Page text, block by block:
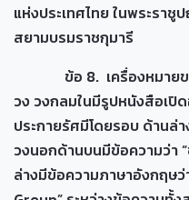
แห่งประเทศไทย ในพระรา
สยามบรมราชกุมารี
ข้อ 8. เครื่องหมายขอ
วง วงกลมในมีรูปหนังสือเปิ
ประกายรัศมีโดยรอบ ด้าน
วงนอกด้านบนมีข้อความว่า
ล่างมีข้อความภาษาอังกฤษ